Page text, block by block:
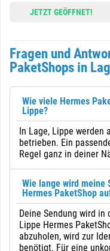
JETZT GEÖFFNET!
Fragen und
PaketShops in
Wie viele Hermes
Lippe?
In Lage, Lippe werden
betrieben. Ein
Regel ganz in deiner
Wie lange wird meine
Hermes PaketShop
Deine Sendung wird in
Lippe Hermes
abzuholen, wird zur
benötigt. Für eine